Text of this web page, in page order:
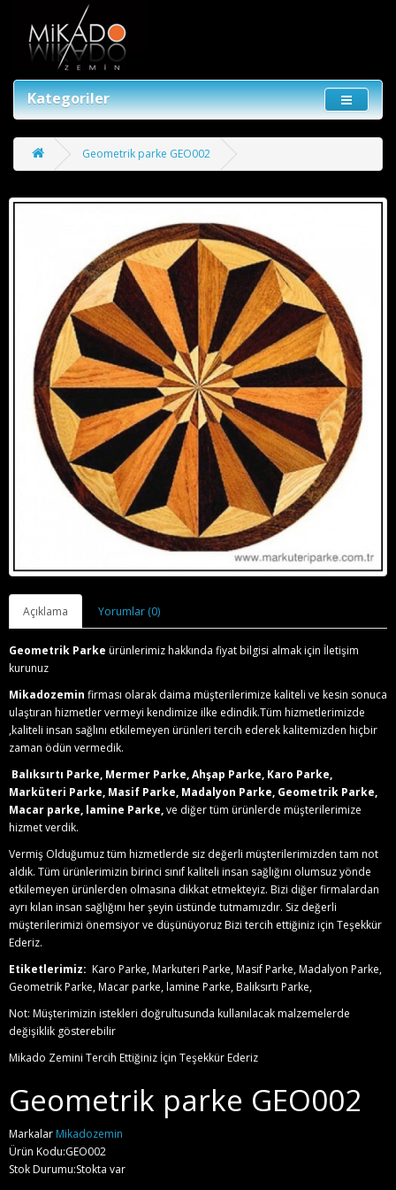
Kategoriler
Geometrik parke GEO002
Açıklama Yorumlar (0)
Geometrik Parke ürünlerimiz hakkında fiyat bilgisi almak için İletişim
kurunuz
Mikadozemin firması olarak daima müşterilerimize kaliteli ve kesin sonuca
ulaştıran hizmetler vermeyi kendimize ilke edindik.Tüm hizmetlerimizde
,kaliteli insan sağlını etkilemeyen ürünleri tercih ederek kalitemizden hiçbir
zaman ödün vermedik.
Balıksırtı Parke, Mermer Parke, Ahşap Parke, Karo Parke,
Marküteri Parke, Masif Parke, Madalyon Parke, Geometrik Parke,
Macar parke, lamine Parke,ve diğer tüm ürünlerde müşterilerimize
hizmet verdik.
Vermiş Olduğumuz tüm hizmetlerde siz değerli müşterilerimizden tam not
aldık. Tüm ürünlerimizin birinci sınıf kaliteli insan sağlığını olumsuz yönde
etkilemeyen ürünlerden olmasına dikkat etmekteyiz. Bizi diğer firmalardan
ayrı kılan insan sağlığını her şeyin üstünde tutmamızdır. Siz değerli
müşterilerimizi önemsiyor ve düşünüyoruz Bizi tercih ettiğiniz için Teşekkür
Ederiz.
Etiketlerimiz: Karo Parke, Markuteri Parke, Masif Parke, Madalyon Parke,
Geometrik Parke, Macar parke, lamine Parke, Balıksırtı Parke,
Not: Müşterimizin istekleri doğrultusunda kullanılacak malzemelerde
değişiklik gösterebilir
Mikado Zemini Tercih Ettiğiniz İçin Teşekkür Ederiz
Geometrik parke GEO002
Markalar Mikadozemin
Ürün Kodu:GEO002
Stok Durumu:Stokta var